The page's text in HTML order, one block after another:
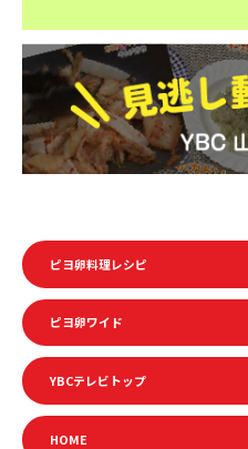
ピヨ卵料理レシピ
ピヨ卵ワイド
YBCテレビトップ
HOME